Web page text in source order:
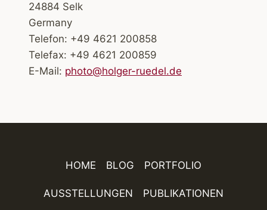
24884 Selk
Germany
Telefon: +49 4621 200858
Telefax: +49 4621 200859
E-Mail: photo@holger-ruedel.de
HOME BLOG PORTFOLIO
AUSSTELLUNGEN PUBLIKATIONEN